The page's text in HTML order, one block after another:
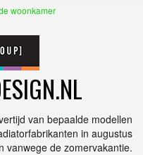
woonkamer
van bepaalde modellen
in augustus
vanwege de zomervakantie.